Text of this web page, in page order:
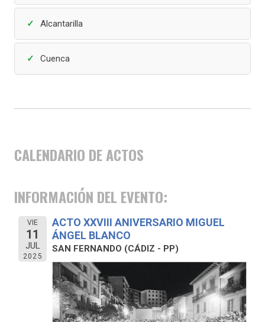
Alcantarilla
Cuenca
CALENDARIO DE ACTOS
INFORMACIÓN DEL EVENTO:
VIE
11
JUL
2025
ACTO XXVIII ANIVERSARIO MIGUEL
ÁNGEL BLANCO
SAN FERNANDO (CÁDIZ - PP)